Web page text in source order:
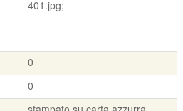
401.jpg;
0
0